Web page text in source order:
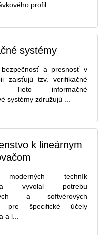
profil...
systémy
bezpečnosť a presnosť v
zaisťujú tzv. verifikačné
Tieto informačné
systémy združujú ...
k lineárnym
moderných techník
vyvolal potrebu
a softvérových
pre špecifické účely
a l...